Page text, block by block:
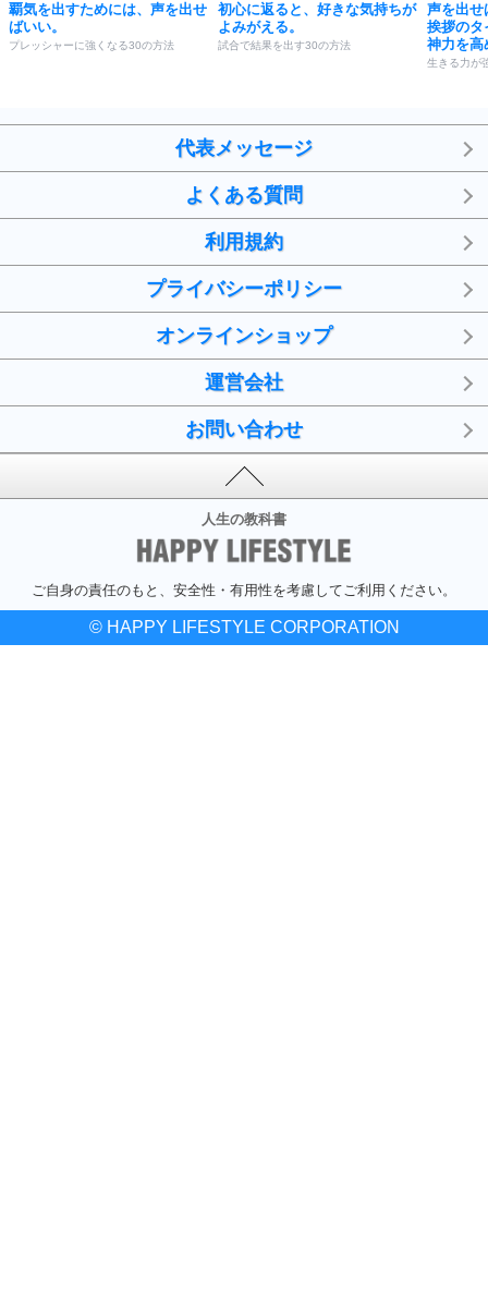
覇気を出すためには、声を出せ
ばいい。
プレッシャーに強くなる30の方法
初心に返ると、好きな気持ちが
よみがえる。
試合で結果を出す30の方法
声を出せ
挨拶のタ
神力を高
生きる力が
代表メッセージ
よくある質問
利用規約
プライバシーポリシー
オンラインショップ
運営会社
お問い合わせ
人生の教科書
ご自身の責任のもと、安全性・有用性を考慮してご利用ください。
© HAPPY LIFESTYLE CORPORATION